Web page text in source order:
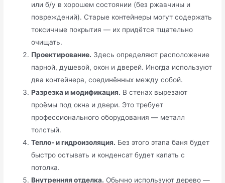
или б/у в хорошем состоянии (без ржавчины и
повреждений). Старые контейнеры могут содержать
токсичные покрытия — их придётся тщательно
очищать.
Проектирование. Здесь определяют расположение
парной, душевой, окон и дверей. Иногда используют
два контейнера, соединённых между собой.
Разрезка и модификация. В стенах вырезают
проёмы под окна и двери. Это требует
профессионального оборудования — металл
толстый.
Тепло- и гидроизоляция. Без этого этапа баня будет
быстро остывать и конденсат будет капать с
потолка.
Внутренняя отделка. Обычно используют дерево —